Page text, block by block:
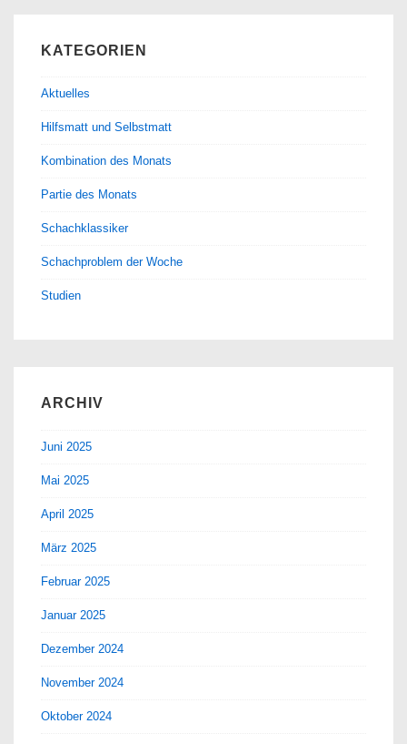
KATEGORIEN
Aktuelles
Hilfsmatt und Selbstmatt
Kombination des Monats
Partie des Monats
Schachklassiker
Schachproblem der Woche
Studien
ARCHIV
Juni 2025
Mai 2025
April 2025
März 2025
Februar 2025
Januar 2025
Dezember 2024
November 2024
Oktober 2024